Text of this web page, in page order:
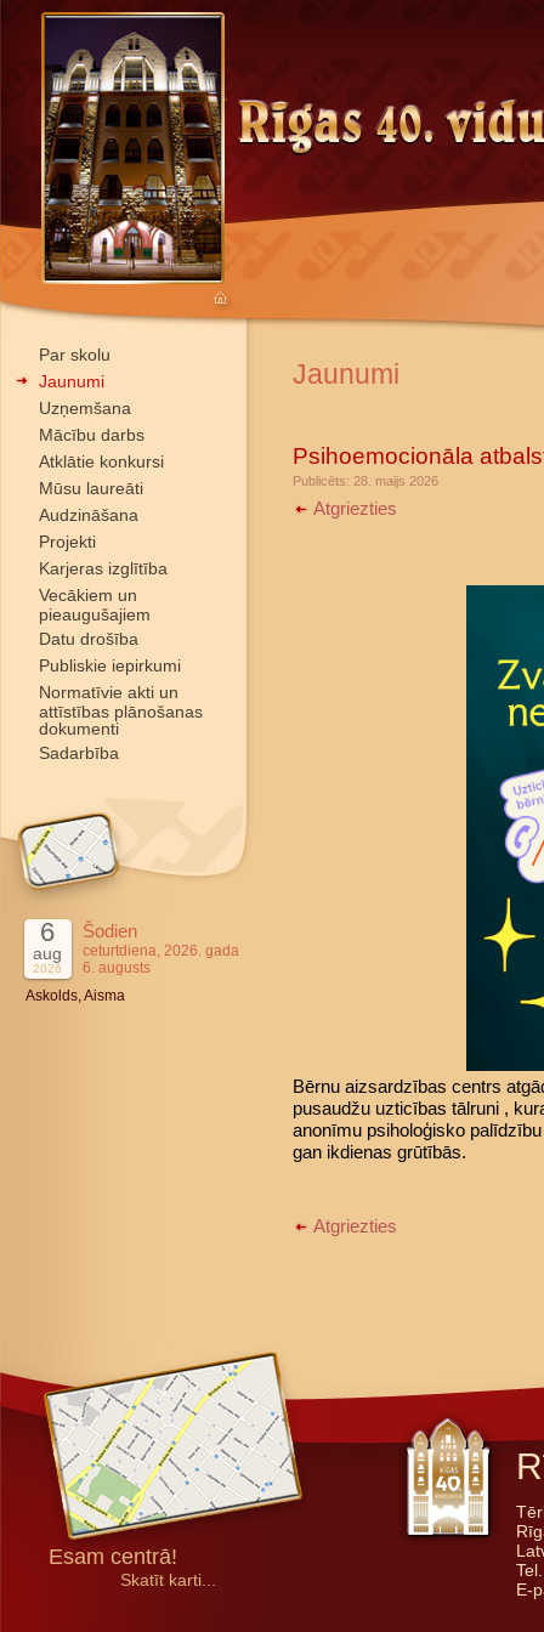
Par skolu
Jaunumi
Uzņemšana
Mācību darbs
Atklātie konkursi
Mūsu laureāti
Audzināšana
Projekti
Karjeras izglītība
Vecākiem un
pieaugušajiem
Datu drošība
Publiskie iepirkumi
Normatīvie akti un
attīstības plānošanas
dokumenti
Sadarbība
6
aug
2026
Šodien
ceturtdiena, 2026. gada
6. augusts
Askolds, Aisma
Jaunumi
Psihoemocionāla
Publicēts: 28. maijs 2026
Atgriezties
Bērnu aizsardzības centrs
pusaudžu uzticības tālruni ,
anonīmu psiholoģisko
gan ikdienas grūtībās.
Atgriezties
Esam centrā!
Skatīt karti...
E-